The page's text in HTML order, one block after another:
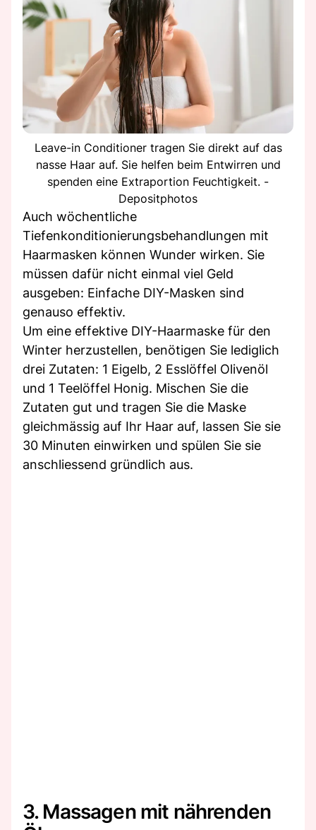
Leave-in Conditioner tragen Sie direkt auf das
nasse Haar auf. Sie helfen beim Entwirren und
spenden eine Extraportion Feuchtigkeit. -
Depositphotos
Auch wöchentliche
Tiefenkonditionierungsbehandlungen mit
Haarmasken können Wunder wirken. Sie
müssen dafür nicht einmal viel Geld
ausgeben: Einfache DIY-Masken sind
genauso effektiv.
Um eine effektive DIY-Haarmaske für den
Winter herzustellen, benötigen Sie lediglich
drei Zutaten: 1 Eigelb, 2 Esslöffel Olivenöl
und 1 Teelöffel Honig. Mischen Sie die
Zutaten gut und tragen Sie die Maske
gleichmässig auf Ihr Haar auf, lassen Sie sie
30 Minuten einwirken und spülen Sie sie
anschliessend gründlich aus.
3. Massagen mit nährenden